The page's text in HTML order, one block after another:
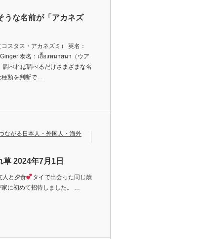
うな名前が「アカネズ
スタス・アカネズミ） 英名：
泰名：เอื้องหมายนา（ウア
べれば調べるだけさまざまな名
種類を判断で…
ながる日本人・外国人・海外
草 2024年7月1日
人と夕食
タイで出会った同じ歳
家に初めて招待しました。 …